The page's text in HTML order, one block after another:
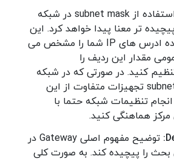
استفاده از subnet mask در شبکه
تر معنا پیدا خواهد کرد. این
خصوصیت محدوده ادرس های IP شما را مشخص می
مقدار این ردیف را
تنظیم کنید. در صورتی که در شبکه
ای مقدار subnet mask تجهیزات متفاوت از این
انجام تنظیمات شبکه حتما با
هماهنگی کنید.
توضیح مفهوم اصلی Gateway در
را پیچیده کند. به صورت کلی